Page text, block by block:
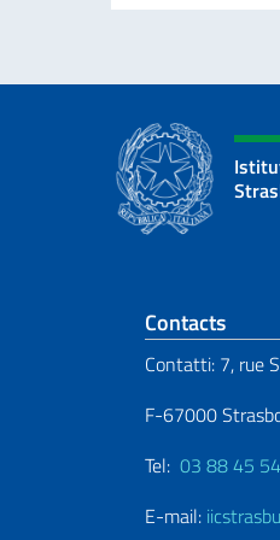
Contacts
Contatti: 7, rue
F-67000
Tel: 03 88 45
E-mail: